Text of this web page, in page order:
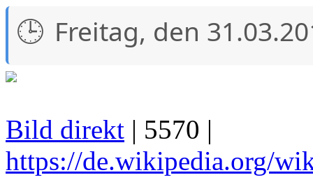
Freitag, den
Bild direkt | 5570 |
https://de.wikipedia.org/